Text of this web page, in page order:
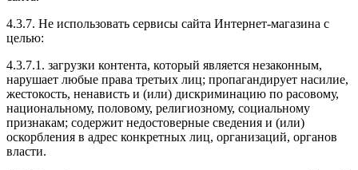
4.3.7. Не использовать сервисы сайта Интернет-магазина с
целью:
4.3.7.1. загрузки контента, который является незаконным,
нарушает любые права третьих лиц; пропагандирует насилие,
жестокость, ненависть и (или) дискриминацию по расовому,
национальному, половому, религиозному, социальному
признакам; содержит недостоверные сведения и (или)
оскорбления в адрес конкретных лиц, организаций, органов
власти.